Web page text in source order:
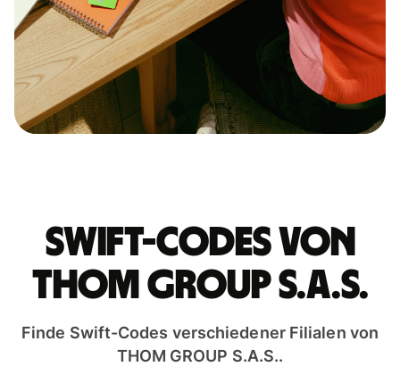
Swift-Codes von
THOM GROUP S.A.S.
Finde Swift-Codes verschiedener Filialen von
THOM GROUP S.A.S..